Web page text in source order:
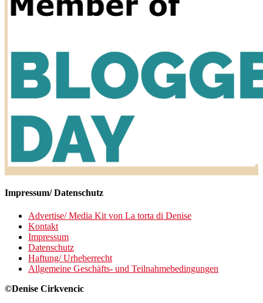
Impressum/ Datenschutz
Advertise/ Media Kit von La torta di Denise
Kontakt
Impressum
Datenschutz
Haftung/ Urheberrecht
Allgemeine Geschäfts- und Teilnahmebedingungen
©Denise Cirkvencic